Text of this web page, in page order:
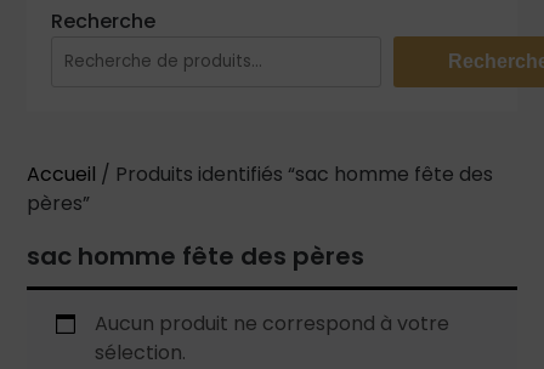
Recherche
Accueil / Produits identifiés “sac homme fête des
pères”
sac homme fête des pères
Aucun produit ne correspond à votre
sélection.